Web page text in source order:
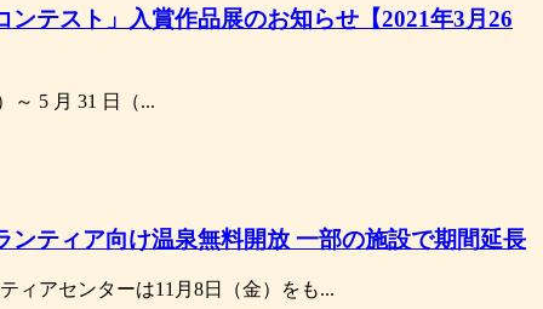
ンテスト」入賞作品展のお知らせ【2021年3月26
～ 5 月 31 日（...
ティア向け温泉無料開放 一部の施設で期間延長
アセンターは11月8日（金）をも...